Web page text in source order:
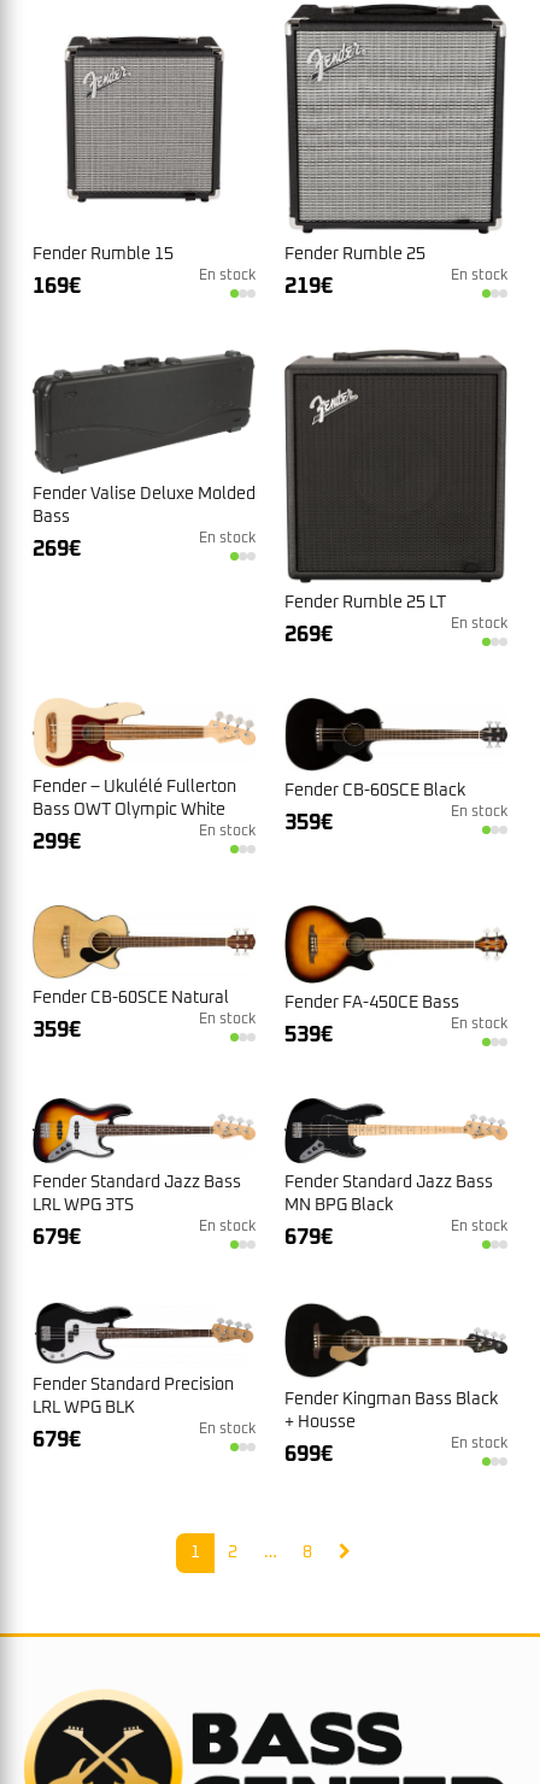
Fender Rumble 15
169€ En stock
Fender Rumble 25
219€ En stock
Fender Valise Deluxe Molded
Bass
269€ En stock
Fender Rumble 25 LT
269€ En stock
Fender – Ukulélé Fullerton
Bass OWT Olympic White
299€ En stock
Fender CB-60SCE Black
359€ En stock
Fender CB-60SCE Natural
359€ En stock
Fender FA-450CE Bass
539€ En stock
Fender Standard Jazz Bass
LRL WPG 3TS
679€ En stock
Fender Standard Jazz Bass
MN BPG Black
679€ En stock
Fender Standard Precision
LRL WPG BLK
679€ En stock
Fender Kingman Bass Black
+ Housse
699€ En stock
1 2 … 8